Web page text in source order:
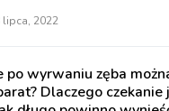
lipca, 2022
po wyrwaniu zęba
Dlaczego czekanie